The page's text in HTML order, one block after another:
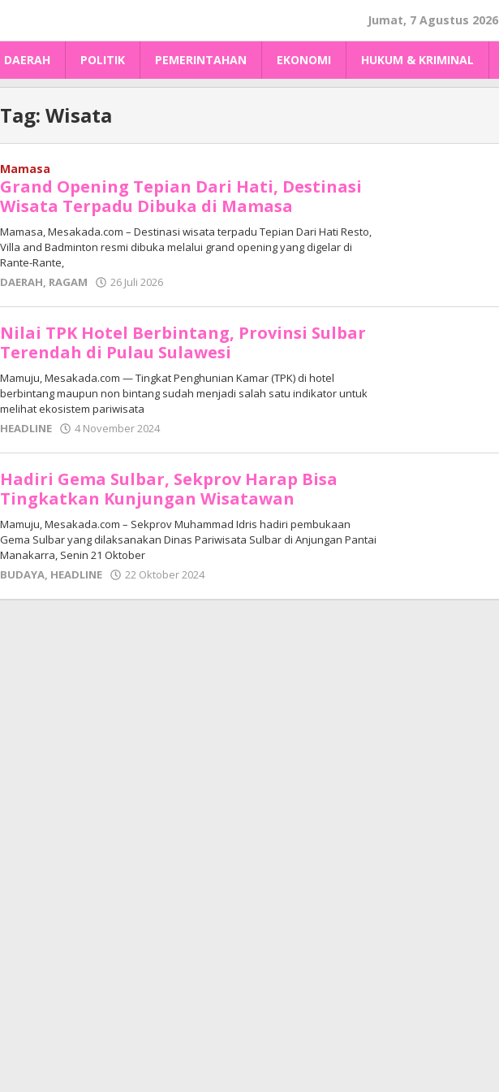
Jumat, 7 Agustus 2026
DAERAH POLITIK PEMERINTAHAN EKONOMI HUKUM & KRIMINAL
Tag:Wisata
Mamasa
Grand Opening Tepian Dari Hati, Destinasi
Wisata Terpadu Dibuka di Mamasa
Mamasa, Mesakada.com – Destinasi wisata terpadu Tepian Dari Hati Resto,
Villa and Badminton resmi dibuka melalui grand opening yang digelar di
Rante-Rante,
DAERAH, RAGAM 26 Juli 2026
Junaedi
Sholat
Nilai TPK Hotel Berbintang, Provinsi Sulbar
Terendah di Pulau Sulawesi
Mamuju, Mesakada.com — Tingkat Penghunian Kamar (TPK) di hotel
berbintang maupun non bintang sudah menjadi salah satu indikator untuk
melihat ekosistem pariwisata
HEADLINE
4 November 2024
Junaedi
Sholat
Hadiri Gema Sulbar, Sekprov Harap Bisa
Tingkatkan Kunjungan Wisatawan
Mamuju, Mesakada.com – Sekprov Muhammad Idris hadiri pembukaan
Gema Sulbar yang dilaksanakan Dinas Pariwisata Sulbar di Anjungan Pantai
Manakarra, Senin 21 Oktober
BUDAYA, HEADLINE 22 Oktober 2024
Junaedi